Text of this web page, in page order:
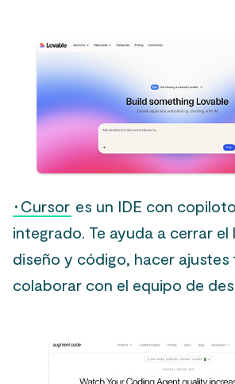
· Cursor es un IDE con
integrado. Te ayuda a cerrar el
diseño y código, hacer ajustes
colaborar con el equipo de